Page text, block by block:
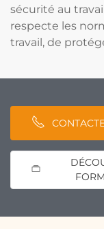
sécurité au
respecte les
travail, de